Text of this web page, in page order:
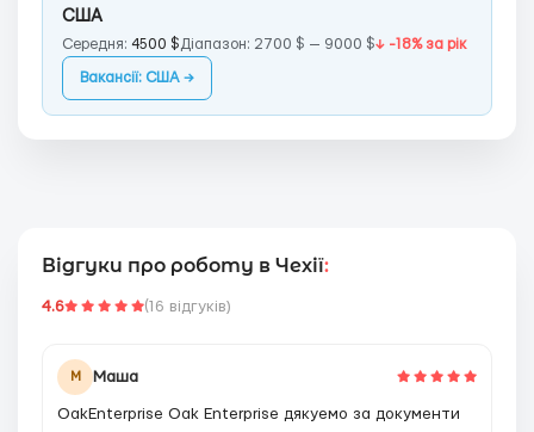
США
Середня: 4500 $ Діапазон: 2700 $ — 9000 $↓ -18% за рік
Вакансії: США →
Відгуки про роботу в Чехії:
4.6 (16 відгуків)
М Маша
OakEnterprise Oak Enterprise дякуемо за документи